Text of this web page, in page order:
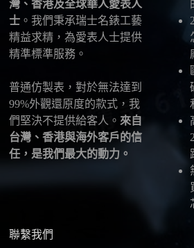
外地區，運費會依照目的地與物流
服在出貨前會跟您確認清楚。
最後：喜歡就別拖太久，有
限，早一步確認，就能早一
灣、香港及全球華人愛表人
士 。我們秉承瑞士名錶工藝
精益求精，為愛表人士提供
精準標準服務。
普通仿製表，對於無法達到
99%外觀還原度的款式，我
們堅決不提供給客人。 來自
台灣、香港與海外客戶的信
任，是我們最大的動力。
聯繫我們